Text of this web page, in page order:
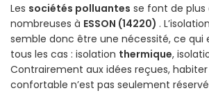
Les sociétés polluantes se font de plus
nombreuses à ESSON (14220) .
semble donc être une nécessité, ce qui
tous les cas : isolation thermique,
Contrairement aux idées reçues,
confortable n’est pas seulement